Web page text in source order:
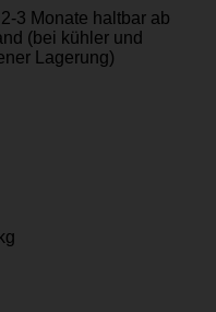
3 Monate haltbar ab
(bei kühler und
Lagerung)